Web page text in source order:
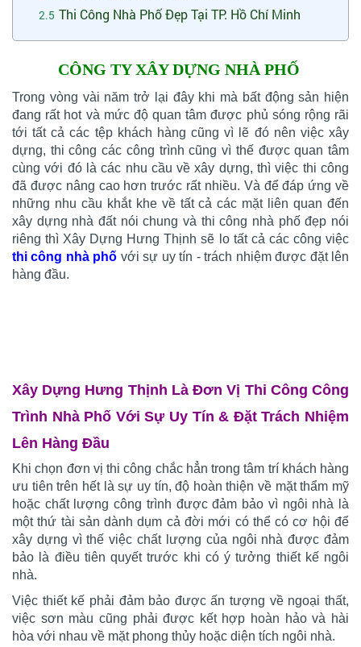
Thi Công Nhà Phố Đẹp Tại TP. Hồ Chí Minh
CÔNG TY XÂY DỰNG NHÀ PHỐ
Trong vòng vài năm trở lại đây khi mà bất động sản hiện
đang rất hot và mức độ quan tâm được phủ sóng rộng rãi
tới tất cả các tệp khách hàng cũng vì lẽ đó nên việc xây
dựng, thi công các công trình cũng vì thế được quan tâm
cùng với đó là các nhu cầu về xây dựng, thì việc thi công
đã được nâng cao hơn trước rất nhiều. Và để đáp ứng về
những nhu cầu khắt khe về tất cả các mặt liên quan đến
xây dựng nhà đất nói chung và thi công nhà phố đẹp nói
riêng thì Xây Dựng Hưng Thịnh sẽ lo tất cả các công việc
thi công nhà phố với sự uy tín - trách nhiệm được đặt lên
hàng đầu.
Xây Dựng Hưng Thịnh Là Đơn Vị Thi Công Công
Trình Nhà Phố Với Sự Uy Tín & Đặt Trách Nhiệm
Lên Hàng Đầu
Khi chọn đơn vị thi công chắc hẳn trong tâm trí khách hàng
ưu tiên trên hết là sự uy tín, độ hoàn thiện về mặt thẩm mỹ
hoặc chất lượng công trình được đảm bảo vì ngôi nhà là
một thứ tài sản dành dụm cả đời mới có thể có cơ hội để
xây dựng vì thế việc chất lượng của ngôi nhà được đảm
bảo là điều tiên quyết trước khi có ý tưởng thiết kế ngôi
nhà.
Việc thiết kế phải đảm bảo được ấn tượng về ngoại thất,
việc sơn màu cũng phải được kết hợp hoàn hảo và hài
hòa với nhau về mặt phong thủy hoặc diện tích ngôi nhà.